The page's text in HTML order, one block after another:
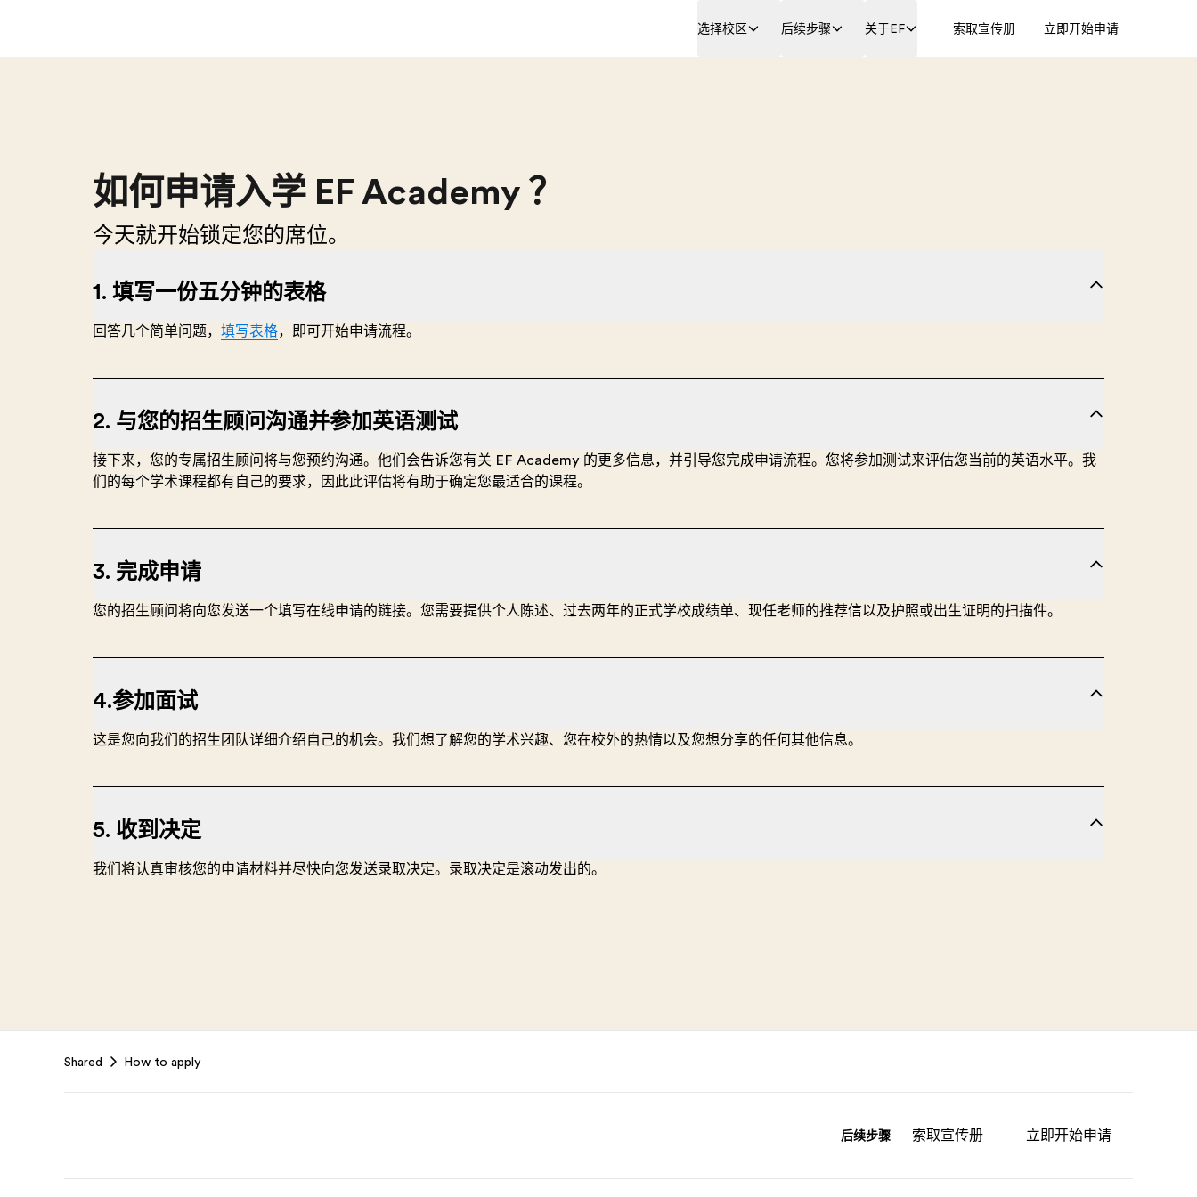
选择校区 后续步骤 关于EF 索取宣传册 立即开始申请
如何申请入学 EF Academy ？
今天就开始锁定您的席位。
1. 填写一份五分钟的表格
回答几个简单问题， 填写表格，即可开始申请流程。
2. 与您的招生顾问沟通并参加英语测试
接下来，您的专属招生顾问将与您预约沟通。他们会告诉您有关 EF Academy 的更多信息，并引导您完成申请流程。您将参加测试来评估您当前的英语水平。我
们的每个学术课程都有自己的要求，因此此评估将有助于确定您最适合的课程。
3. 完成申请
您的招生顾问将向您发送一个填写在线申请的链接。您需要提供个人陈述、过去两年的正式学校成绩单、现任老师的推荐信以及护照或出生证明的扫描件。
4.参加面试
这是您向我们的招生团队详细介绍自己的机会。我们想了解您的学术兴趣、您在校外的热情以及您想分享的任何其他信息。
5. 收到决定
我们将认真审核您的申请材料并尽快向您发送录取决定。录取决定是滚动发出的。
Shared How to apply
后续步骤 索取宣传册 立即开始申请